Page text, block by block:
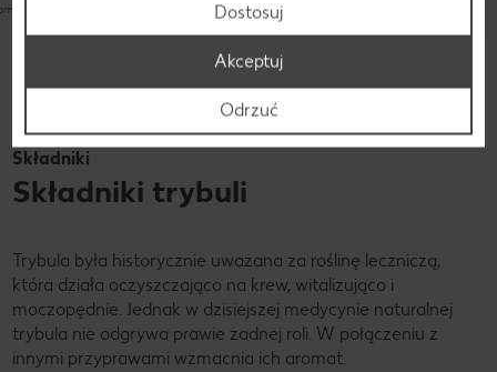
Wegetariański
Składniki
Składniki trybuli
Trybula była historycznie uważana za roślinę leczniczą,
która działa oczyszczająco na krew, witalizująco i
moczopędnie. Jednak w dzisiejszej medycynie naturalnej
trybula nie odgrywa prawie żadnej roli. W połączeniu z
innymi przyprawami wzmacnia ich aromat.
Dostosuj
Odrzuć
Akceptuj